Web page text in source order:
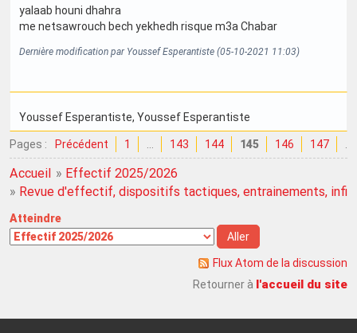
yalaab houni dhahra
me netsawrouch bech yekhedh risque m3a Chabar
Dernière modification par Youssef Esperantiste (05-10-2021 11:03)
Youssef Esperantiste, Youssef Esperantiste
Pages : Précédent 1 … 143 144 145 146 147 …
Accueil » Effectif 2025/2026
» Revue d'effectif, dispositifs tactiques, entrainements,
Atteindre
Flux Atom de la discussion
Retourner à l'accueil du site